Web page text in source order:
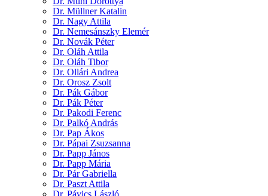
Dr. Müllner Katalin
Dr. Nagy Attila
Dr. Nemesánszky Elemér
Dr. Novák Péter
Dr. Oláh Attila
Dr. Oláh Tibor
Dr. Ollári Andrea
Dr. Orosz Zsolt
Dr. Pák Gábor
Dr. Pák Péter
Dr. Pakodi Ferenc
Dr. Palkó András
Dr. Pap Ákos
Dr. Pápai Zsuzsanna
Dr. Papp János
Dr. Papp Mária
Dr. Pár Gabriella
Dr. Paszt Attila
Dr. Pávics László